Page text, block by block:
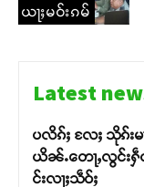
ယႃႈမဝ်းၵမ်
Latest
ပလိၵ်ႈ လႄႈ သိုၵ်း
ယိၼ်ႉတေႃႇလွင်းႁဵ
င်းလႃႈသဵဝ်ႈ